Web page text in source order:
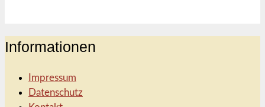
Informationen
Impressum
Datenschutz